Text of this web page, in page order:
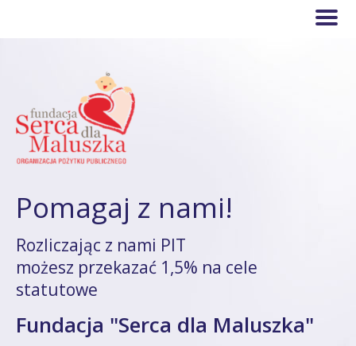
Pomagaj z nami!
Rozliczając z nami PIT
możesz przekazać 1,5% na cele
statutowe
Fundacja "Serca dla Maluszka"